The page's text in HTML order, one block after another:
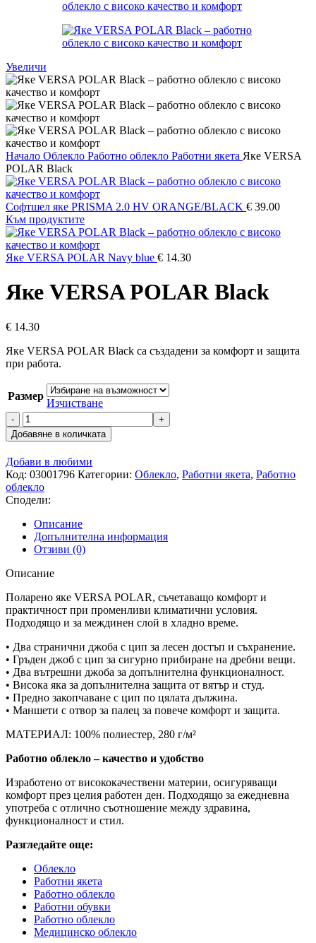
Увеличи
Начало Облекло Работно облекло Работни якета Яке VERSA
POLAR Black
Софтшел яке PRISMA 2.0 HV ORANGE/BLACK € 39.00
Към продуктите
Яке VERSA POLAR Navy blue € 14.30
Яке VERSA POLAR Black
€ 14.30
Яке VERSA POLAR Black са създадени за комфорт и защита
при работа.
Размер
Изчистване
количество
за
Яке
VERSA
POLAR
Black
Добавяне в количката
Добави в любими
Код: 03001796 Категории: Облекло, Работни якета, Работно
облекло
Сподели:
Описание
Допълнителна информация
Отзиви (0)
Описание
Поларено яке VERSA POLAR, съчетаващо комфорт и
практичност при променливи климатични условия.
Подходящо и за междинен слой в хладно време.
• Два странични джоба с цип за лесен достъп и съхранение.
• Гръден джоб с цип за сигурно прибиране на дребни вещи.
• Два вътрешни джоба за допълнителна функционалност.
• Висока яка за допълнителна защита от вятър и студ.
• Предно закопчаване с цип по цялата дължина.
• Маншети с отвор за палец за повече комфорт и защита.
МАТЕРИАЛ: 100% полиестер, 280 г/м²
Работно облекло – качество и удобство
Изработено от висококачествени материи, осигуряващи
комфорт през целия работен ден. Подходящо за ежедневна
употреба с отлично съотношение между здравина,
функционалност и стил.
Разгледайте още:
Облекло
Работни якета
Работно облекло
Работни обувки
Работно облекло
Медицинско облекло